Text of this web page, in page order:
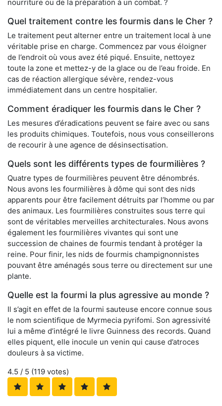
nourriture ou de la préparation à un combat. ?
Quel traitement contre les fourmis dans le Cher ?
Le traitement peut alterner entre un traitement local à une
véritable prise en charge. Commencez par vous éloigner
de l’endroit où vous avez été piqué. Ensuite, nettoyez
toute la zone et mettez-y de la glace ou de l’eau froide. En
cas de réaction allergique sévère, rendez-vous
immédiatement dans un centre hospitalier.
Comment éradiquer les fourmis dans le Cher ?
Les mesures d’éradications peuvent se faire avec ou sans
les produits chimiques. Toutefois, nous vous conseillerons
de recourir à une agence de désinsectisation.
Quels sont les différents types de fourmilières ?
Quatre types de fourmilières peuvent être dénombrés.
Nous avons les fourmilières à dôme qui sont des nids
apparents pour être facilement détruits par l’homme ou par
des animaux. Les fourmilières construites sous terre qui
sont de véritables merveilles architecturales. Nous avons
également les fourmilières vivantes qui sont une
succession de chaines de fourmis tendant à protéger la
reine. Pour finir, les nids de fourmis champignonnistes
pouvant être aménagés sous terre ou directement sur une
plante.
Quelle est la fourmi la plus agressive au monde ?
Il s’agit en effet de la fourmi sauteuse encore connue sous
le nom scientifique de Myrmecia pyrifomi. Son agressivité
lui a même d’intégré le livre Guinness des records. Quand
elles piquent, elle inocule un venin qui cause d’atroces
douleurs à sa victime.
4.5 / 5 (119 votes)